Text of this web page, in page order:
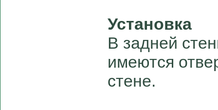
Установка
В задней
имеются
стене.